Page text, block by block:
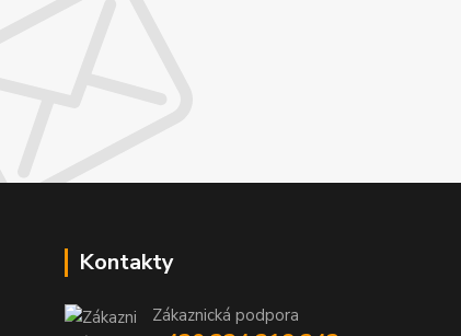
Kontakty
Zákaznická podpora